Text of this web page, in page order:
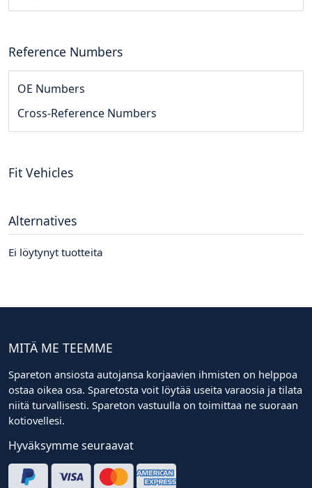
Reference Numbers
OE Numbers
Cross-Reference Numbers
Fit Vehicles
Alternatives
Ei löytynyt tuotteita
MITÄ ME TEEMME
Spareton ansiosta autojansa korjaavien ihmisten on helppoa
ostaa oikea osa. Sparetosta voit löytää useita varaosia ja tilata
niitä turvallisesti. Spareton vastuulla on toimittaa ne suoraan
kotiovellesi.
Hyväksymme seuraavat